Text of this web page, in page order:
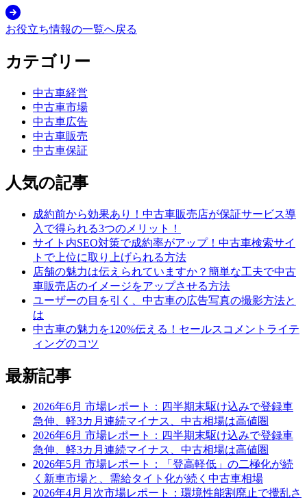
お役立ち情報の一覧へ戻る
カテゴリー
中古車経営
中古車市場
中古車広告
中古車販売
中古車保証
人気の記事
成約前から効果あり！中古車販売店が保証サービス導
入で得られる3つのメリット！
サイト内SEO対策で成約率がアップ！中古車検索サイ
トで上位に取り上げられる方法
店舗の魅力は伝えられていますか？簡単な工夫で中古
車販売店のイメージをアップさせる方法
ユーザーの目を引く、中古車の広告写真の撮影方法と
は
中古車の魅力を120%伝える！セールスコメントライテ
ィングのコツ
最新記事
2026年6月 市場レポート：四半期末駆け込みで登録車
急伸、軽3カ月連続マイナス、中古相場は高値圏
2026年6月 市場レポート：四半期末駆け込みで登録車
急伸、軽3カ月連続マイナス、中古相場は高値圏
2026年5月 市場レポート：「登高軽低」の二極化が続
く新車市場と、需給タイト化が続く中古車相場
2026年4月月次市場レポート：環境性能割廃止で攪乱さ